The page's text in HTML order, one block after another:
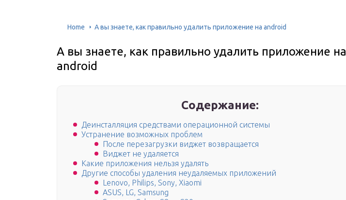
Home А вы знаете, как правильно удалить приложение на android
А вы знаете, как правильно удалить приложение на
android
Содержание:
Деинсталляция средствами операционной системы
Устранение возможных проблем
После перезагрузки виджет возвращается
Виджет не удаляется
Какие приложения нельзя удалять
Другие способы удаления неудаляемых приложений
Lenovo, Philips, Sony, Xiaomi
ASUS, LG, Samsung